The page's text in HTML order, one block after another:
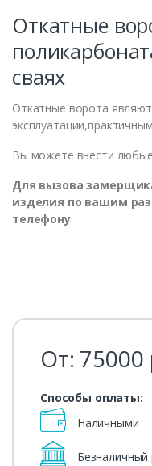
Откатные
сваях
Откатные ворота
Вы можете внести
Для вызова
изделия по вашим
телефону
От: 75000
Способы оплаты:
Наличными
Безналичный